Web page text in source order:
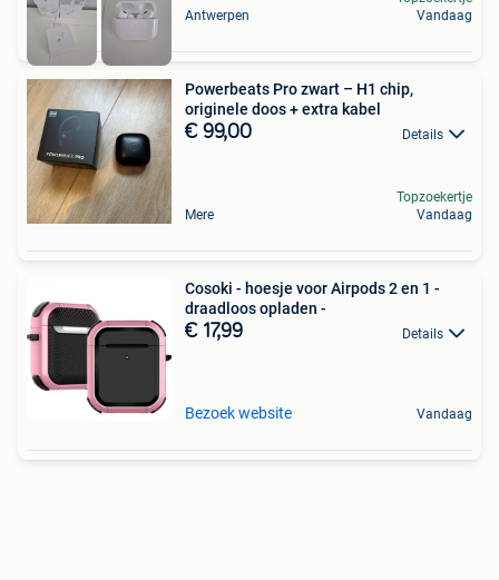
Antwerpen
Vandaag
Powerbeats Pro zwart – H1 chip,
originele doos + extra kabel
€ 99,00 Details
Mere
Topzoekertje
Vandaag
Cosoki - hoesje voor Airpods 2 en 1 -
draadloos opladen -
€ 17,99 Details
Bezoek website Vandaag